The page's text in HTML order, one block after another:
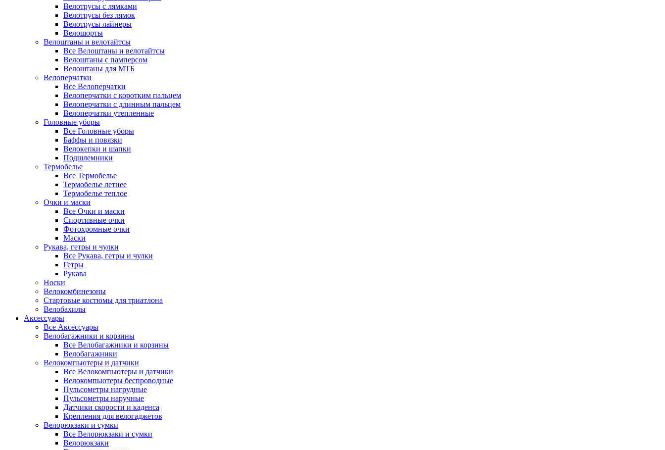
Велотрусы с лямками
Велотрусы без лямок
Велотрусы лайнеры
Велошорты
Велоштаны и велотайтсы
Все Велоштаны и велотайтсы
Велоштаны с памперсом
Велоштаны для МТБ
Велоперчатки
Все Велоперчатки
Велоперчатки с коротким пальцем
Велоперчатки с длинным пальцем
Велоперчатки утепленные
Головные уборы
Все Головные уборы
Баффы и повязки
Велокепки и шапки
Подшлемники
Термобелье
Все Термобелье
Термобелье летнее
Термобелье теплое
Очки и маски
Все Очки и маски
Спортивные очки
Фотохромные очки
Маски
Рукава, гетры и чулки
Все Рукава, гетры и чулки
Гетры
Рукава
Носки
Велокомбинезоны
Стартовые костюмы для триатлона
Велобахилы
Аксессуары
Все Аксессуары
Велобагажники и корзины
Все Велобагажники и корзины
Велобагажники
Велокомпьютеры и датчики
Все Велокомпьютеры и датчики
Велокомпьютеры беспроводные
Пульсометры нагрудные
Пульсометры наручные
Датчики скорости и каденса
Крепления для велогаджетов
Велорюкзаки и сумки
Все Велорюкзаки и сумки
Велорюкзаки